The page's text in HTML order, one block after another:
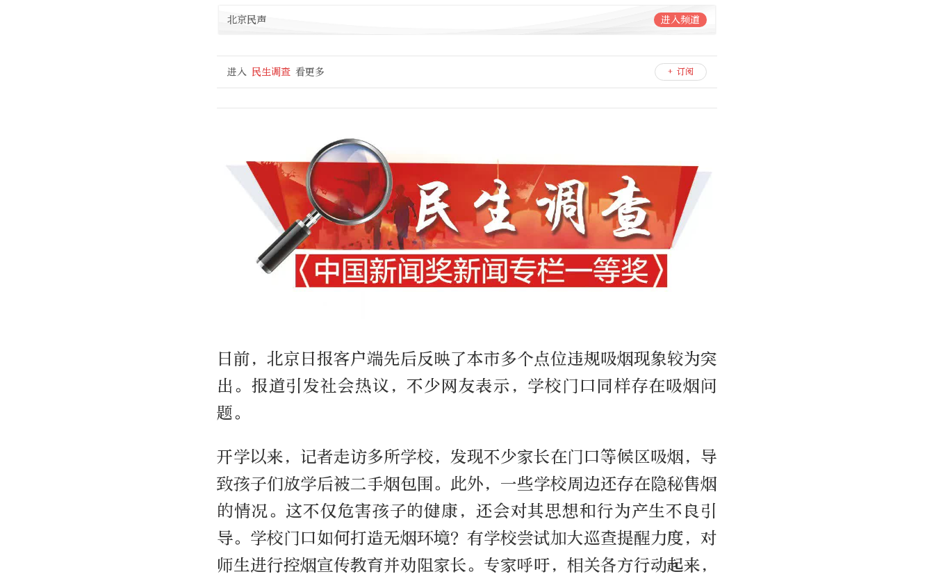
北京民声 进入频道
进入 民生调查 看更多 + 订阅
日前，北京日报客户端先后反映了本市多个点位违规吸烟现象较为突
出。报道引发社会热议，不少网友表示，学校门口同样存在吸烟问
题。
开学以来，记者走访多所学校，发现不少家长在门口等候区吸烟，导
致孩子们放学后被二手烟包围。此外，一些学校周边还存在隐秘售烟
的情况。这不仅危害孩子的健康，还会对其思想和行为产生不良引
导。学校门口如何打造无烟环境？有学校尝试加大巡查提醒力度，对
师生进行控烟宣传教育并劝阻家长。专家呼吁，相关各方行动起来，